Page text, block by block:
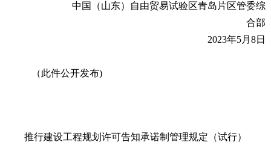
中国（山东）自由贸易试验区青岛片区管委综
合部
2023年5月8日
（此件公开发布)
推行建设工程规划许可告知承诺制管理规定 （试行）